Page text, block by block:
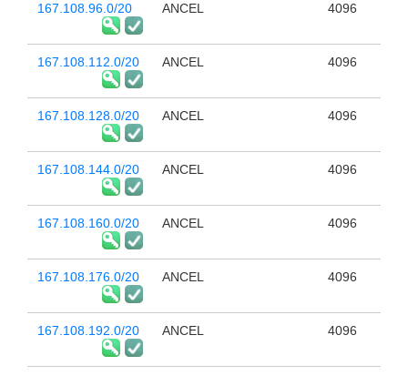
167.108.96.0/20 ANCEL 4096
167.108.112.0/20 ANCEL 4096
167.108.128.0/20 ANCEL 4096
167.108.144.0/20 ANCEL 4096
167.108.160.0/20 ANCEL 4096
167.108.176.0/20 ANCEL 4096
167.108.192.0/20 ANCEL 4096